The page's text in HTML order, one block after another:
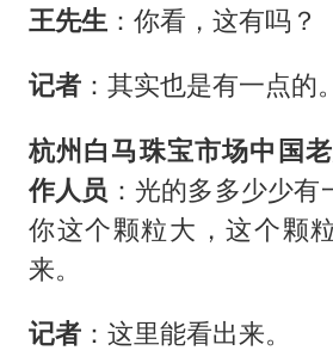
王先生：你看，这有吗？
记者：其实也是有一点的。
杭州白马珠宝市场中国
作人员 ：光的多多少少有
你这个颗粒大，这个颗
来。
记者：这里能看出来。